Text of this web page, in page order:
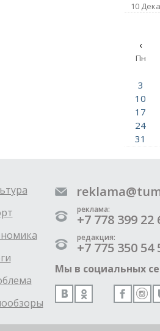
10
‹
Пн
3
10
17
24
31
реклама:
+7 778 399 22
редакция:
+7 775 350 54
Мы в социальных